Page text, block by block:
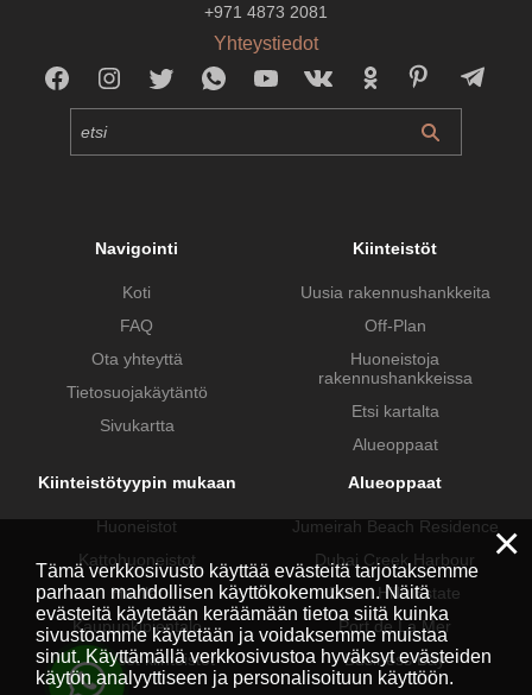
+971 4873 2081
Yhteystiedot
Navigointi
Koti
FAQ
Ota yhteyttä
Tietosuojakäytäntö
Sivukartta
Kiinteistöt
Uusia rakennushankkeita
Off-Plan
Huoneistoja
rakennushankkeissa
Etsi kartalta
Alueoppaat
Kiinteistötyypin mukaan
Huoneistot
Kattohuoneistot
Huvilat
Kaupunkipientalo
Kaupalliset kiinteistöt
Alueoppaat
Jumeirah Beach Residence
Dubai Creek Harbour
Dubai Hills Estate
Port de La Mer
Business Bay
×
Tämä verkkosivusto käyttää evästeitä tarjotaksemme
parhaan mahdollisen käyttökokemuksen. Näitä
evästeitä käytetään keräämään tietoa siitä kuinka
sivustoamme käytetään ja voidaksemme muistaa
sinut. Käyttämällä verkkosivustoa hyväksyt evästeiden
käytön analyyttiseen ja personalisoituun käyttöön.